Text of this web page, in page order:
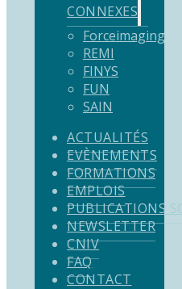
CONNEXES
Forceimaging
REMI
FINYS
FUN
SAIN
ACTUALITÉS
EVÈNEMENTS
FORMATIONS
EMPLOIS
PUBLICATIONS
NEWSLETTER
CNIV
FAQ
CONTACT